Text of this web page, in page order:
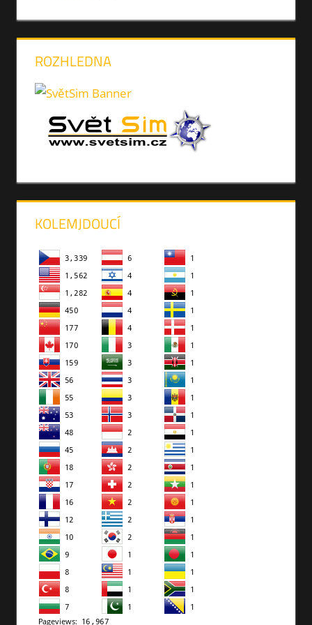
ROZHLEDNA
KOLEMJDOUCÍ